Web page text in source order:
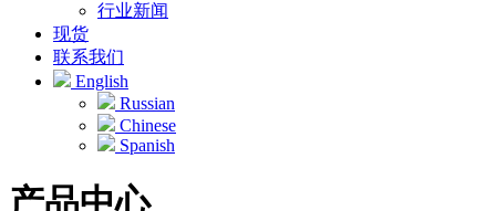
行业新闻
现货
联系我们
English
Russian
Chinese
Spanish
产品中心